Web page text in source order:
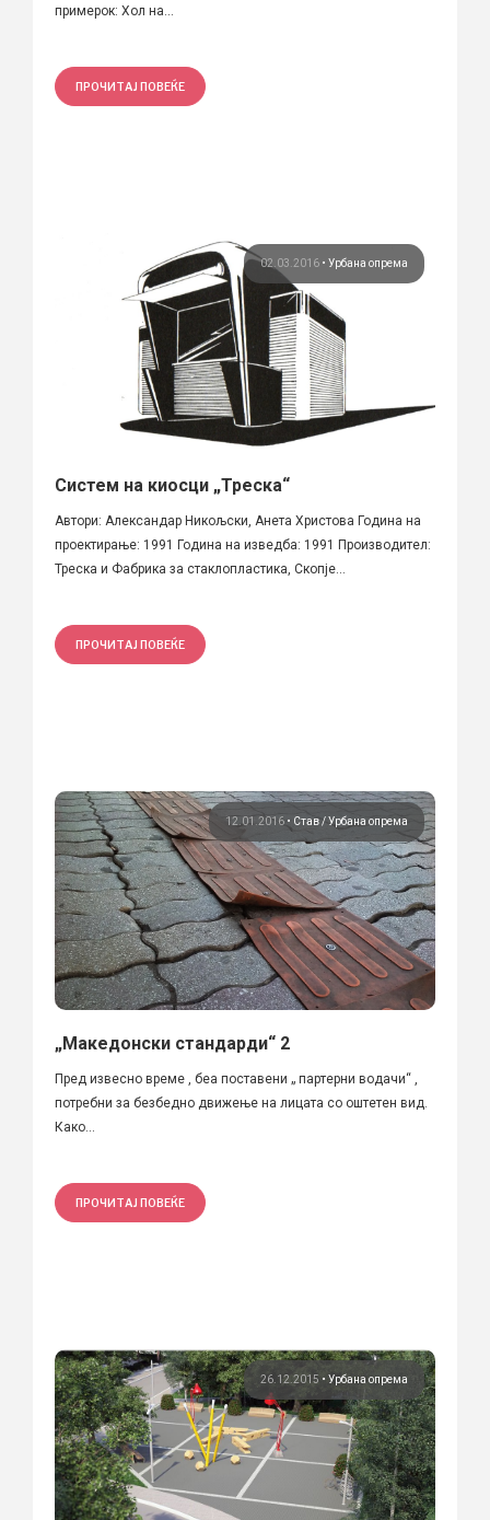
примерок: Хол на...
ПРОЧИТАЈ ПОВЕЌЕ
02.03.2016 • Урбана опрема
Систем на киосци „Треска“
Автори: Александар Никољски, Анета Христова Година на
проектирање: 1991 Година на изведба: 1991 Производител:
Треска и Фабрика за стаклопластика, Скопје...
ПРОЧИТАЈ ПОВЕЌЕ
12.01.2016 • Став Урбана опрема
„Македонски стандарди“ 2
Пред извесно време , беа поставени „ партерни водачи“ ,
потребни за безбедно движење на лицата со оштетен вид.
Како...
ПРОЧИТАЈ ПОВЕЌЕ
26.12.2015 • Урбана опрема